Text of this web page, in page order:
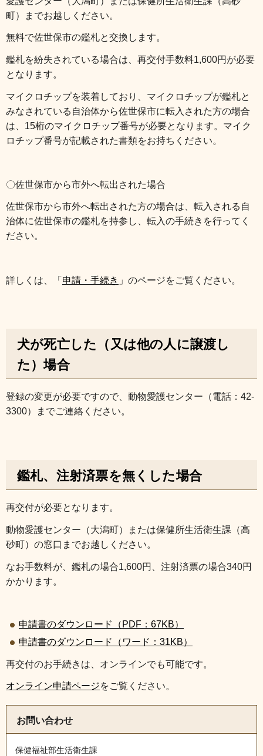
町）までお越しください。
無料で佐世保市の鑑札と交換します。
鑑札を紛失されている場合は、再交付手数料1,600円が必要
となります。
マイクロチップを装着しており、マイクロチップが鑑札と
みなされている自治体から佐世保市に転入された方の場合
は、15桁のマイクロチップ番号が必要となります。マイク
ロチップ番号が記載された書類をお持ちください。
〇佐世保市から市外へ転出された場合
佐世保市から市外へ転出された方の場合は、転入される自
治体に佐世保市の鑑札を持参し、転入の手続きを行ってく
ださい。
詳しくは、「 申請・手続き 」のページをご覧ください。
犬が死亡した（又は他の人に譲渡し
た）場合
登録の変更が必要ですので、動物愛護センター（電話：42-
3300）までご連絡ください。
鑑札、注射済票を無くした場合
再交付が必要となります。
動物愛護センター（大潟町）または保健所生活衛生課（高
砂町）の窓口までお越しください。
なお手数料が、鑑札の場合1,600円、注射済票の場合340円
かかります。
申請書のダウンロード（PDF：67KB）
申請書のダウンロード（ワード：31KB）
再交付のお手続きは、オンラインでも可能です。
オンライン申請ページをご覧ください。
お問い合わせ
保健福祉部生活衛生課